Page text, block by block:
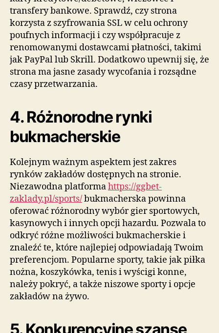
transfery bankowe. Sprawdź, czy strona
korzysta z szyfrowania SSL w celu ochrony
poufnych informacji i czy współpracuje z
renomowanymi dostawcami płatności, takimi
jak PayPal lub Skrill. Dodatkowo upewnij się, że
strona ma jasne zasady wycofania i rozsądne
czasy przetwarzania.
4. Różnorodne rynki
bukmacherskie
Kolejnym ważnym aspektem jest zakres
rynków zakładów dostępnych na stronie.
Niezawodna platformahttps://ggbet-
zaklady.pl/sports/bukmacherska powinna
oferować różnorodny wybór gier sportowych,
kasynowych i innych opcji hazardu. Pozwala to
odkryć różne możliwości bukmacherskie i
znaleźć te, które najlepiej odpowiadają Twoim
preferencjom. Popularne sporty, takie jak piłka
nożna, koszykówka, tenis i wyścigi konne,
należy pokryć, a także niszowe sporty i opcje
zakładów na żywo.